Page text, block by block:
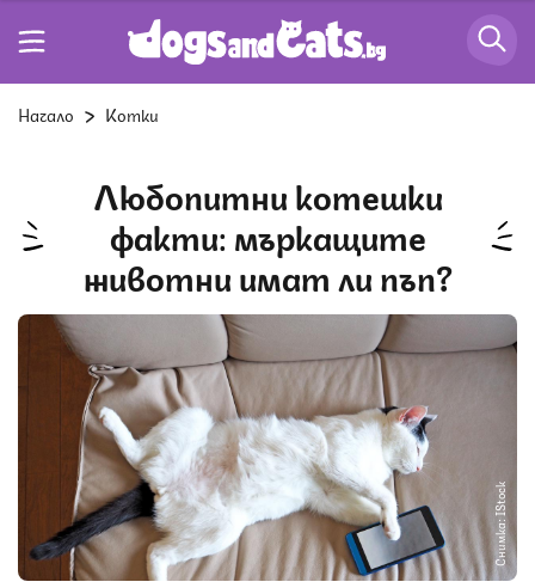
Начало Котки
Любопитни котешки
факти: мъркащите
животни имат ли пъп?
Снимка: IStock